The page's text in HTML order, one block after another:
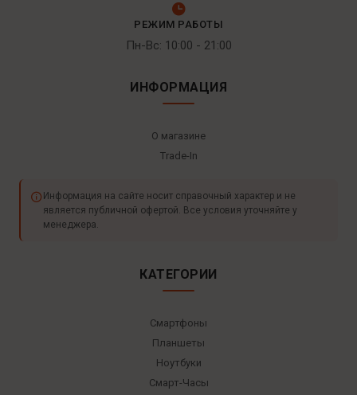
РЕЖИМ РАБОТЫ
Пн-Вс: 10:00 - 21:00
ИНФОРМАЦИЯ
О магазине
Trade-In
Информация на сайте носит справочный характер и не
является публичной офертой. Все условия уточняйте у
менеджера.
КАТЕГОРИИ
Смартфоны
Планшеты
Ноутбуки
Смарт-Часы